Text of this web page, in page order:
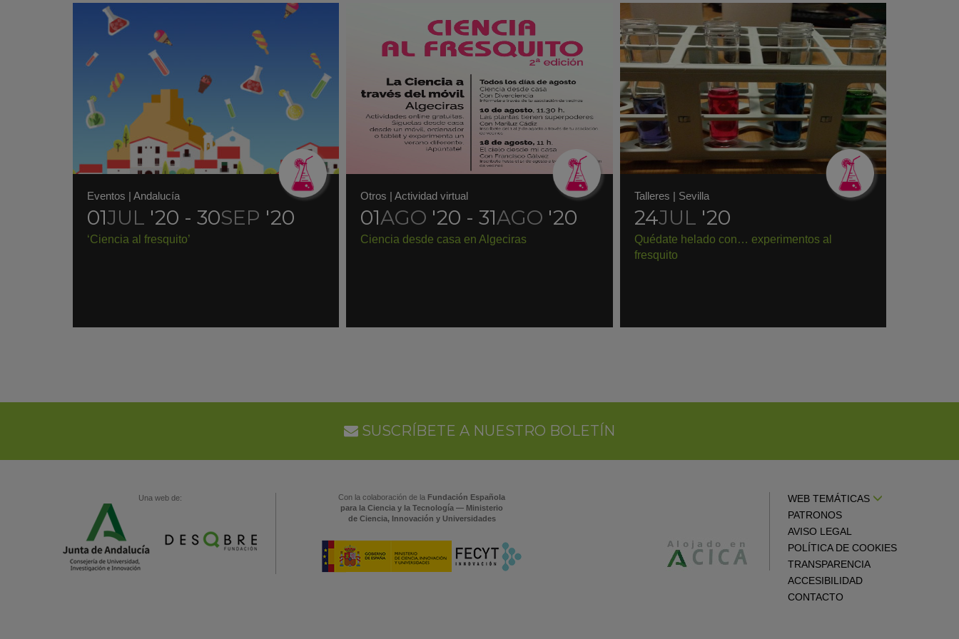
Eventos | Andalucía
01JUL '20 - 30SEP '20
‘Ciencia al fresquito’
Otros |Actividad virtual
01AGO '20 - 31AGO '20
Ciencia desde casa en Algeciras
Talleres | Sevilla
24JUL '20
Quédate helado con… experimentos al
fresquito
SUSCRÍBETE A NUESTRO BOLETÍN
Una web de: Con la colaboración de la Fundación Española
para la Ciencia y la Tecnología — Ministerio
de Ciencia, Innovación y Universidades
WEB TEMÁTICAS
PATRONOS
AVISO LEGAL
POLÍTICA DE COOKIES
TRANSPARENCIA
ACCESIBILIDAD
CONTACTO